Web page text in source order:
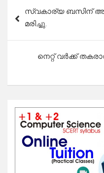
navigation
സ്വകാര്യ ബസിന്
മരിച്ചു.
നെറ്റ് വർക്ക്